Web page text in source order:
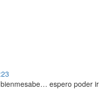
espero poder ir